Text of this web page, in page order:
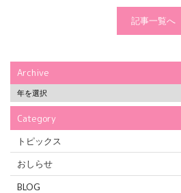
記事一覧へ
Archive
Category
トピックス
おしらせ
BLOG